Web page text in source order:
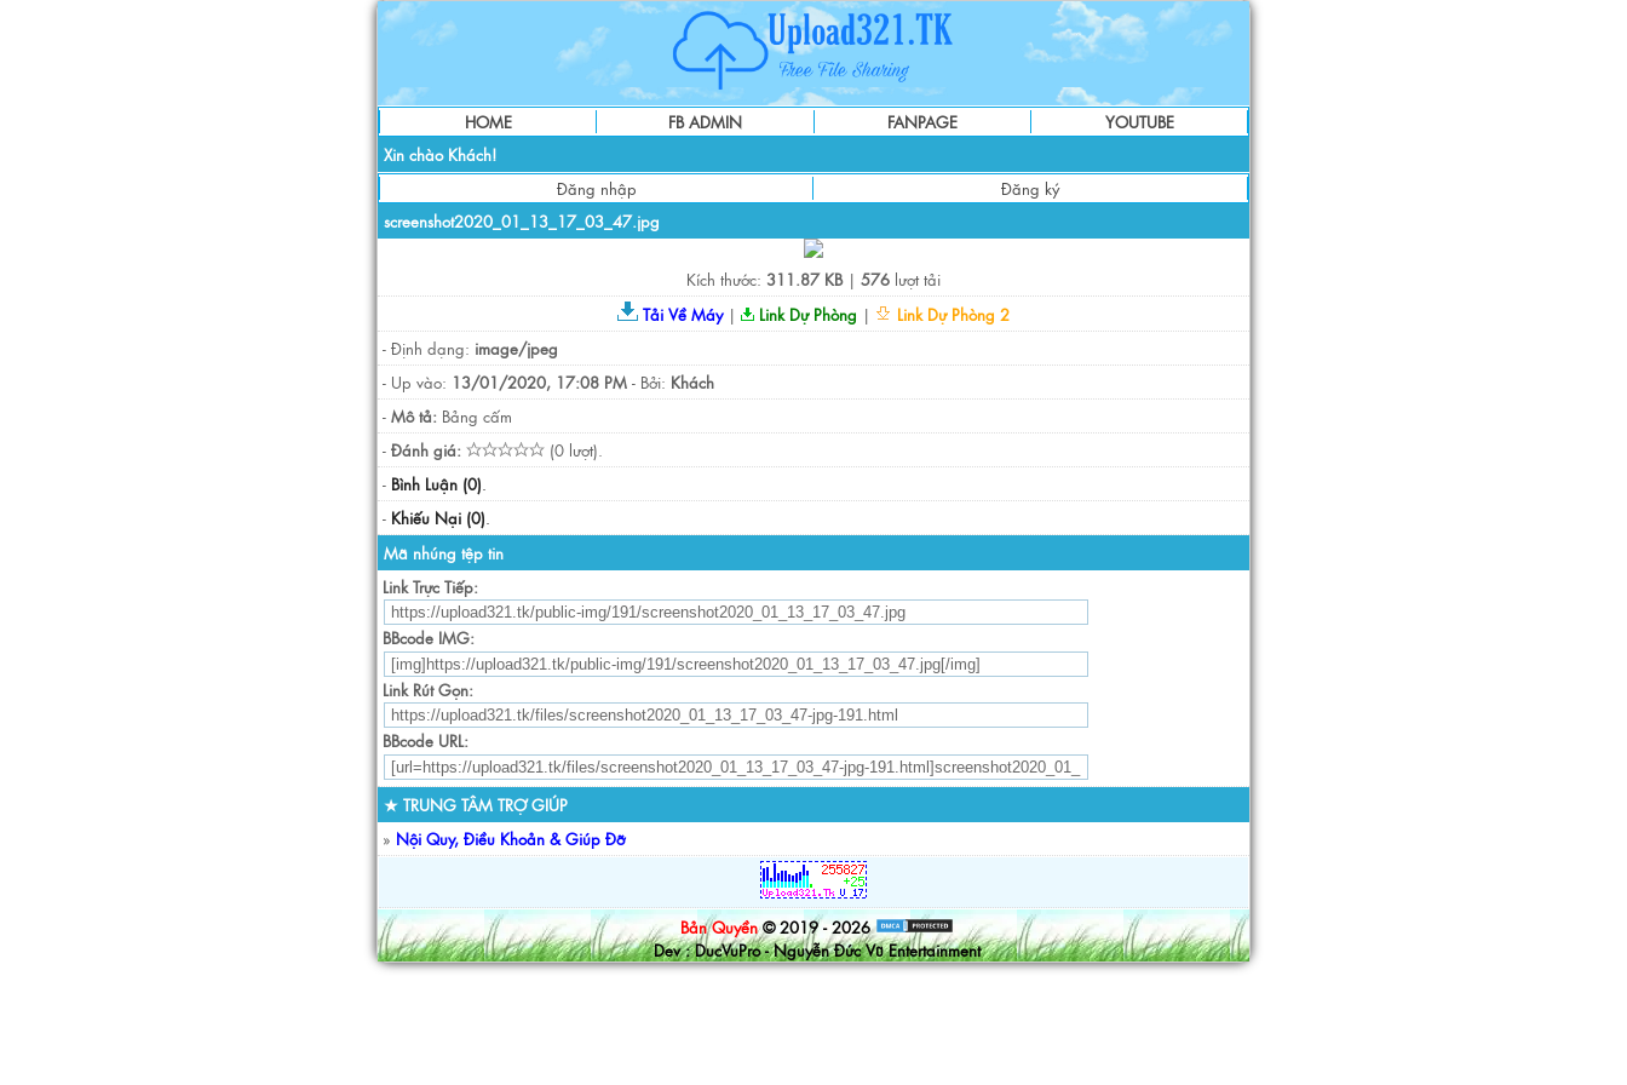
HOME FB ADMIN FANPAGE
YOUTUBE
Xin chào Khách!
Đăng nhập
Đăng ký
screenshot2020_01_13_17_03_47.jpg
Kích thước: 311.87 KB| 576 lượt tải
Tải Về Máy| Link Dự Phòng |
Link Dự Phòng 2
- Định dạng: image/jpeg
- Up vào: 13/01/2020, 17:08 PM - Bởi: Khách
- Mô tả: Bảng cấm
- Đánh giá:
(0 lượt).
- Bình Luận (0).
- Khiếu Nại (0).
Mã nhúng tệp tin
Link Trực Tiếp:
BBcode IMG:
Link Rút Gọn:
BBcode URL:
★ TRUNG TÂM TRỢ GIÚP
» Nội Quy, Điều Khoản & Giúp Đỡ
Bản Quyền © 2019 - 2026
Dev : DucVuPro - Nguyễn Đức Vũ Entertainment